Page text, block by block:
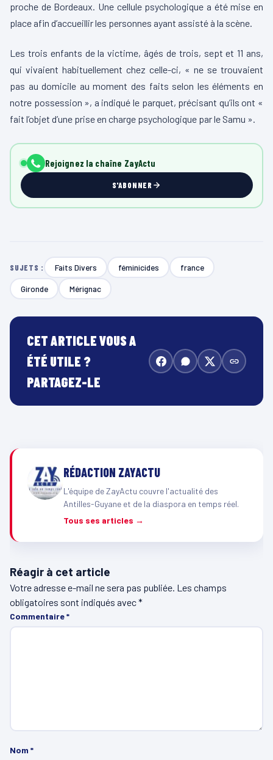
proche de Bordeaux. Une cellule psychologique a été mise en
place afin d’accueillir les personnes ayant assisté à la scène.
Les trois enfants de la victime, âgés de trois, sept et 11 ans,
qui vivaient habituellement chez celle-ci, « ne se trouvaient
pas au domicile au moment des faits selon les éléments en
notre possession », a indiqué le parquet, précisant qu’ils ont «
fait l’objet d’une prise en charge psychologique par le Samu ».
Rejoignez la chaîne ZayActu
S'ABONNER
SUJETS : Faits Divers féminicides france
Gironde Mérignac
CET ARTICLE VOUS A
ÉTÉ UTILE ?
PARTAGEZ-LE
RÉDACTION ZAYACTU
L'équipe de ZayActu couvre l'actualité des
Antilles-Guyane et de la diaspora en temps réel.
Tous ses articles →
Réagir à cet article
Votre adresse e-mail ne sera pas publiée. Les champs
obligatoires sont indiqués avec*
Commentaire*
Nom *